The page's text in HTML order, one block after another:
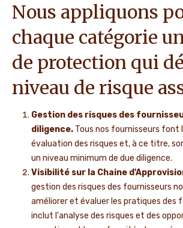
Nous appliquons
chaque catégorie
de protection qui
niveau de risque
Gestion des risques des
diligence. Tous nos fournisseurs font
évaluation des risques et, à ce titre,
un niveau minimum de due diligence.
Visibilité sur la Chaine
gestion des risques des fournisseurs
améliorer et évaluer les pratiques des
inclut l'analyse des risques et des